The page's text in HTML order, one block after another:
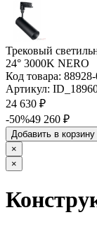
Трековый
24° 3000K NERO
Код товара:
Артикул:
24 630 ₽
-50%49 260 ₽
Добавить в корзину
×
×